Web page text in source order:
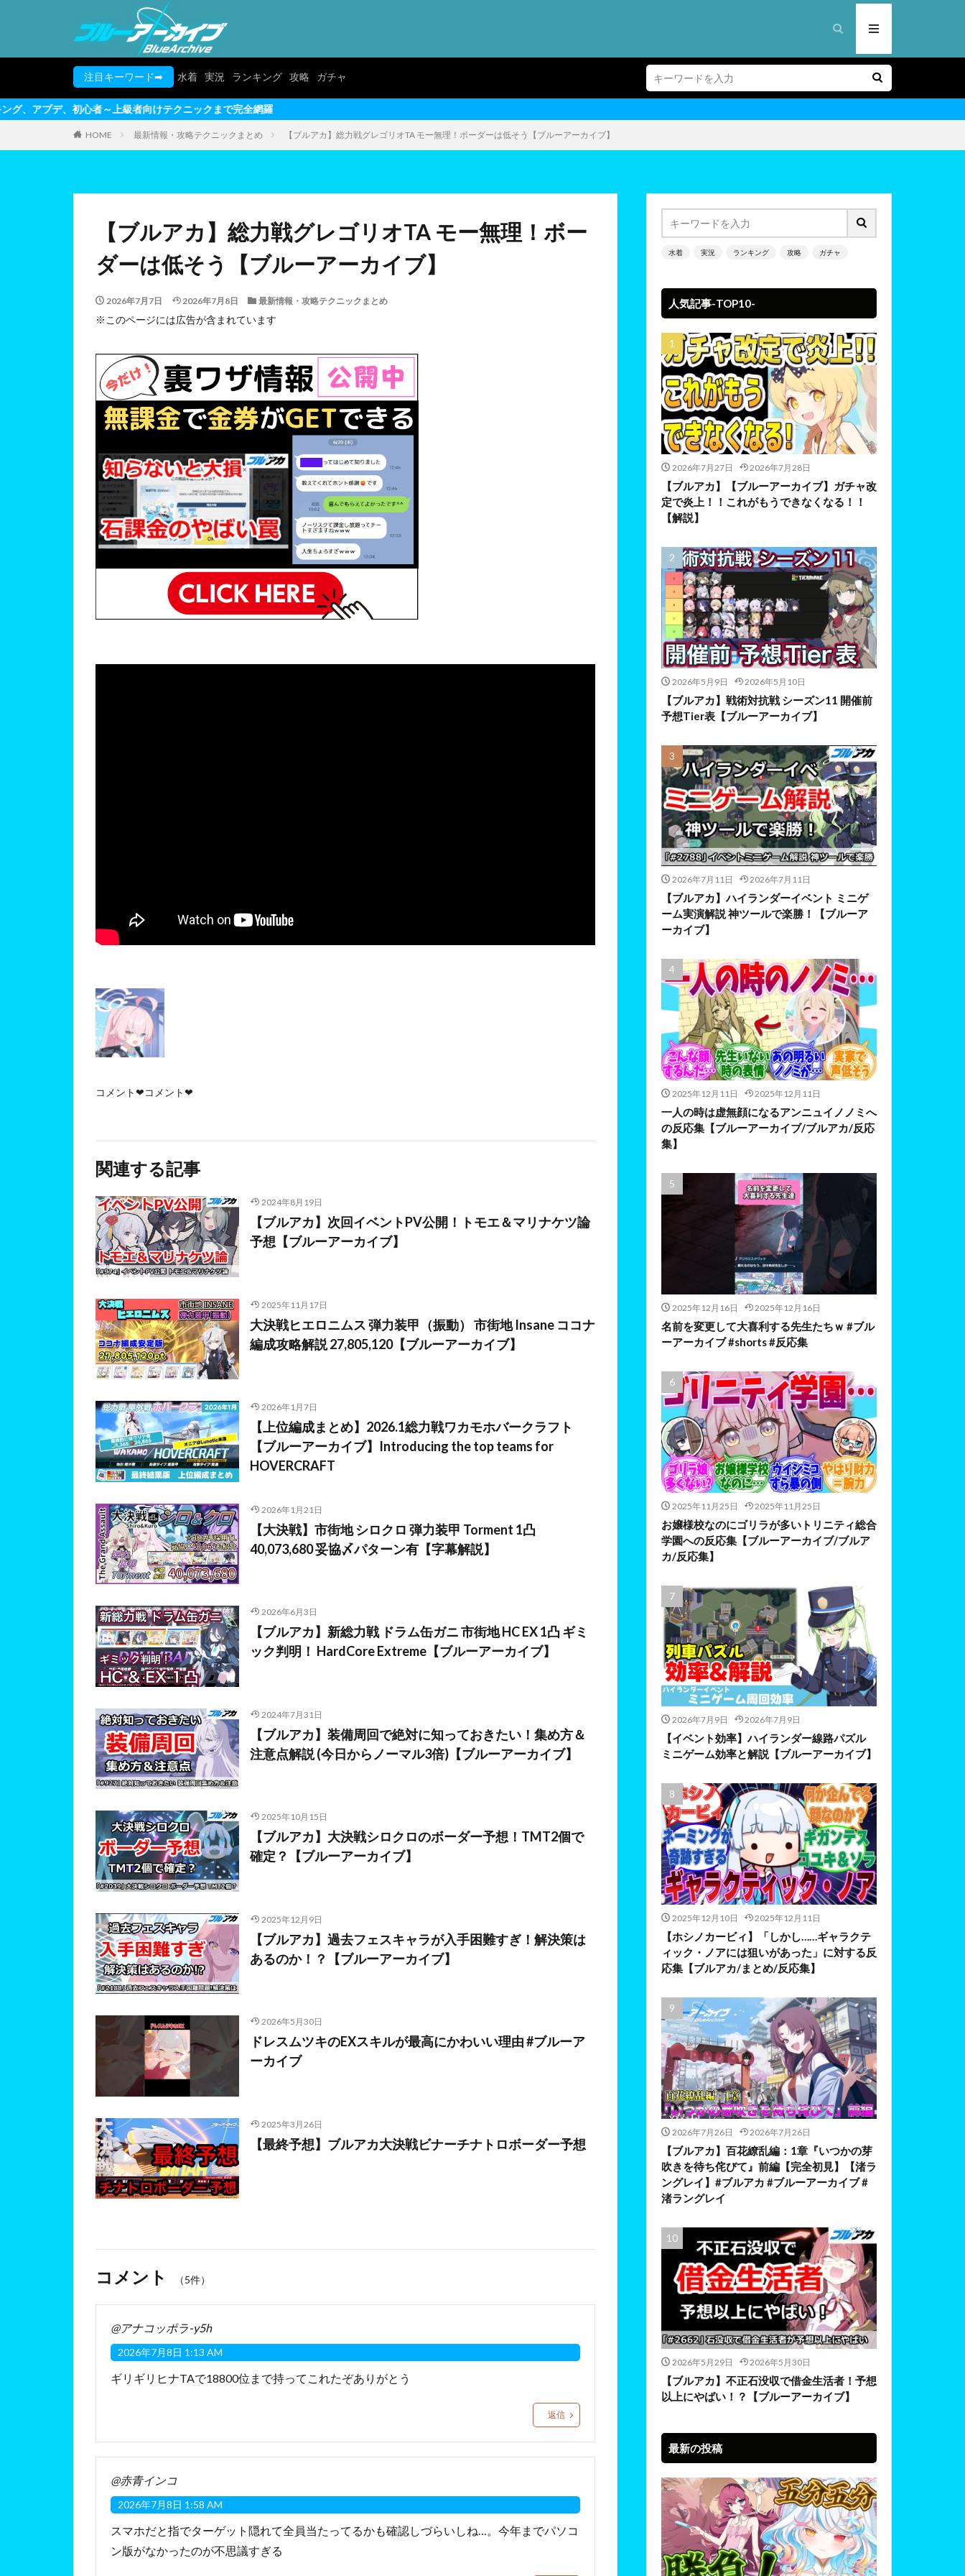
注目キーワード➡ 水着 実況 ランキング 攻略 ガチャ
上級者向けテクニックまで完全網羅
HOME 最新情報・攻略テクニックまとめ 【ブルアカ】総力戦グレゴリオTA モー無理！ボーダーは低そう【ブルーアーカイブ】
【ブルアカ】総力戦グレゴリオTA モー無理！ボー
ダーは低そう【ブルーアーカイブ】
2026年7月7日 2026年7月8日 最新情報・攻略テクニックまとめ
※このページには広告が含まれています
コメント❤コメント❤
関連する記事
2024年8月19日
【ブルアカ】次回イベントPV公開！トモエ＆マリナケツ論
予想【ブルーアーカイブ】
2025年11月17日
大決戦ヒエロニムス 弾力装甲（振動） 市街地 Insane ココナ
編成攻略解説 27,805,120【ブルーアーカイブ】
2026年1月7日
【上位編成まとめ】2026.1総力戦ワカモホバークラフト
【ブルーアーカイブ】Introducing the top teams for
HOVERCRAFT
2026年1月21日
【大決戦】市街地 シロクロ 弾力装甲 Torment 1凸
40,073,680 妥協〆パターン有【字幕解説】
2026年6月3日
【ブルアカ】新総力戦 ドラム缶ガニ 市街地 HC EX 1凸 ギミ
ック判明！ HardCore Extreme【ブルーアーカイブ】
2024年7月31日
【ブルアカ】装備周回で絶対に知っておきたい！集め方＆
注意点解説 (今日からノーマル3倍)【ブルーアーカイブ】
2025年10月15日
【ブルアカ】大決戦シロクロのボーダー予想！TMT2個で
確定？【ブルーアーカイブ】
2025年12月9日
【ブルアカ】過去フェスキャラが入手困難すぎ！解決策は
あるのか！？【ブルーアーカイブ】
2026年5月30日
ドレスムツキのEXスキルが最高にかわいい理由 #ブルーア
ーカイブ
2025年3月26日
【最終予想】ブルアカ大決戦ビナーチナトロボーダー予想
コメント （5件）
@アナコッポラ-y5h
2026年7月8日 1:13 AM
ギリギリヒナTAで18800位まで持ってこれたぞありがとう
返信
@赤青インコ
2026年7月8日 1:58 AM
スマホだと指でターゲット隠れて全員当たってるかも確認しづらいしね…。今年までパソコ
ン版がなかったのが不思議すぎる
水着 実況 ランキング 攻略 ガチャ
人気記事-TOP10-
2026年7月27日 2026年7月28日
【ブルアカ】【ブルーアーカイブ】ガチャ改
定で炎上！！これがもうできなくなる！！
【解説】
2026年5月9日 2026年5月10日
【ブルアカ】戦術対抗戦 シーズン11 開催前
予想Tier表【ブルーアーカイブ】
2026年7月11日 2026年7月11日
【ブルアカ】ハイランダーイベント ミニゲ
ーム実演解説 神ツールで楽勝！【ブルーア
ーカイブ】
2025年12月11日 2025年12月11日
一人の時は虚無顔になるアンニュイノノミへ
の反応集【ブルーアーカイブ/ブルアカ/反応
集】
2025年12月16日 2025年12月16日
名前を変更して大喜利する先生たちｗ #ブル
ーアーカイブ #shorts #反応集
2025年11月25日 2025年11月25日
お嬢様校なのにゴリラが多いトリニティ総合
学園への反応集【ブルーアーカイブ/ブルア
カ/反応集】
2026年7月9日 2026年7月9日
【イベント効率】ハイランダー線路パズル
ミニゲーム効率と解説【ブルーアーカイブ】
2025年12月10日 2025年12月11日
【ホシノカービィ】「しかし……ギャラクテ
ィック・ノアには狙いがあった」に対する反
応集【ブルアカ/まとめ/反応集】
2026年7月26日 2026年7月26日
【ブルアカ】百花繚乱編：1章『いつかの芽
吹きを待ち侘びて』前編【完全初見】【渚ラ
ングレイ】#ブルアカ #ブルーアーカイブ #
渚ラングレイ
2026年5月29日 2026年5月30日
【ブルアカ】不正石没収で借金生活者！予想
以上にやばい！？【ブルーアーカイブ】
最新の投稿